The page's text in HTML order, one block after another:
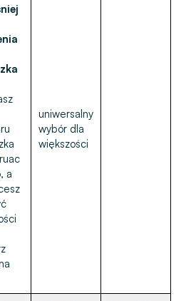
a
uniwersalny
wybór dla
większości